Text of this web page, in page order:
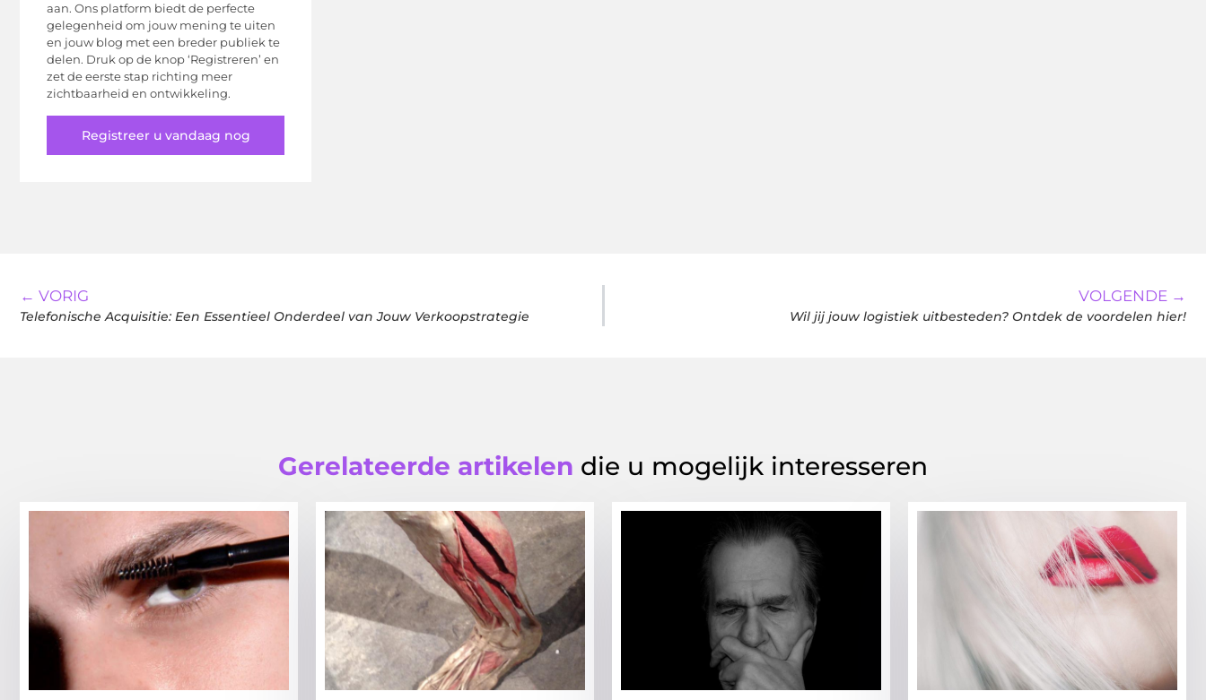
aan. Ons platform biedt de perfecte
gelegenheid om jouw mening te uiten
en jouw blog met een breder publiek te
delen. Druk op de knop ‘Registreren’ en
zet de eerste stap richting meer
zichtbaarheid en ontwikkeling.
Registreer u vandaag nog
← VORIG
Telefonische Acquisitie: Een Essentieel Onderdeel van Jouw Verkoopstrategie
VOLGENDE →
Wil jij jouw logistiek uitbesteden? Ontdek de voordelen hier!
Gerelateerde artikelen die u mogelijk interesseren